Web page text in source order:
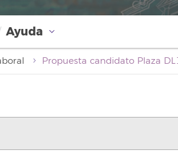
Ayuda
Propuesta candidato Plaza